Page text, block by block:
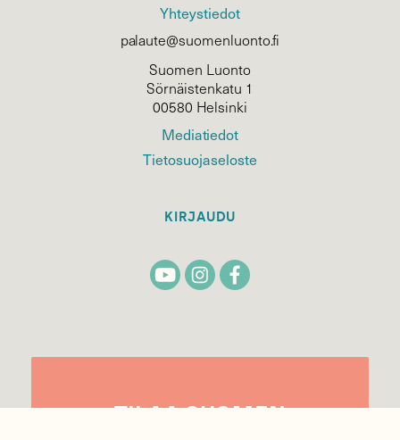
Yhteystiedot
palaute@suomenluonto.fi
Suomen Luonto
Sörnäistenkatu 1
00580 Helsinki
Mediatiedot
Tietosuojaseloste
KIRJAUDU
TILAASUOMEN